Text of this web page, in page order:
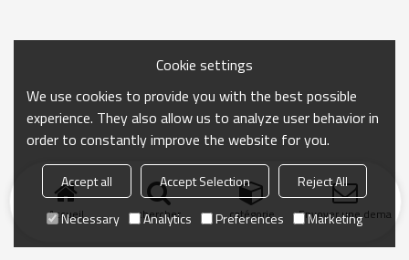
Accueil chercher catégorie Envoyer une
Cookie settings
We use cookies to provide you with the best possible
experience. They also allow us to analyze user behavior in
order to constantly improve the website for you.
Accept all Accept Selection
Reject All
Necessary
Analytics Preferences Marketing